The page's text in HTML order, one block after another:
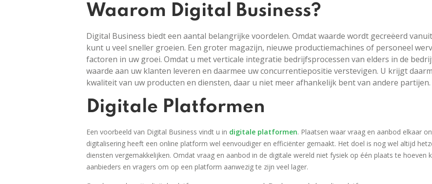
Waarom Digital Business?
Digital Business biedt een aantal belangrijke voordelen. Omdat waarde wordt gecreëerd
kunt u veel sneller groeien. Een groter magazijn, nieuwe productiemachines of personeel
factoren in uw groei. Omdat u met verticale integratie bedrijfsprocessen van elders in de
waarde aan uw klanten leveren en daarmee uw concurrentiepositie verstevigen. U krijgt
kwaliteit van uw producten en diensten, daar u niet meer afhankelijk bent van andere partijen.
Digitale Platformen
Een voorbeeld van Digital Business vindt u in digitale platformen. Plaatsen waar vraag en aanbod elkaar
digitalisering heeft een online platform wel eenvoudiger en efficiënter gemaakt. Het doel is nog wel altijd
diensten vergemakkelijken. Omdat vraag en aanbod in de digitale wereld niet fysiek op één plaats te hoeven
aanbieders en vragers om op een platform aanwezig te zijn veel lager.